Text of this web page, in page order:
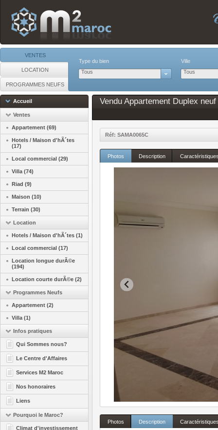
VENTES
LOCATION
PROGRAMMES NEUFS
Type du bien
Tous
Ville
Tous
Accueil
Ventes
Appartement (69)
Hotels / Maison d'hÃ´tes
(17)
Local commercial (29)
Villa (74)
Riad (9)
Maison (10)
Terrain (30)
Location
Hotels / Maison d'hÃ´tes (1)
Local commercial (17)
Location longue durÃ©e
(194)
Location courte durÃ©e (2)
Programmes Neufs
Appartement (2)
Villa (1)
Infos pratiques
Qui Sommes nous?
Le Centre d'Affaires
Services M2 Maroc
Nos honoraires
Liens
Pourquoi le Maroc?
Climat d'investissement
Vendu Appartement Duplex
Réf: SAMA0065C
Photos Description
Photos Description